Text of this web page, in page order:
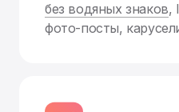
без водяных знаков,
фото-посты,